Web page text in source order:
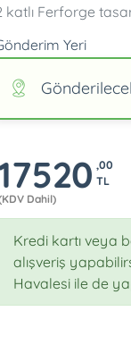
katlı Ferforge
Yeri
,00
TL
Dahil)
Kredi kartı veya
alışveriş
Havalesi ile de